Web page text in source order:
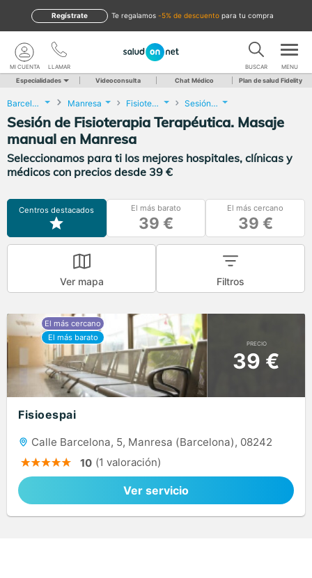
te regalamos -5% de descuento para tu compra
Regístrate
LLAMAR
MI CUENTA BUSCAR MENU
Especialidades Videoconsulta Chat Médico Plan de salud Fidelity
Barcelona Manresa Fisioterapia Sesión de Fisioterapia Terapéutica. Masaje manual
Sesión de Fisioterapia Terapéutica. Masaje
manual en Manresa
Seleccionamos para ti los mejores hospitales, clínicas y
médicos con precios desde 39 €
Centros destacados El más barato
39 €
El más cercano
39 €
Ver mapa Filtros
PRECIO
39 €
Fisioespai
Calle Barcelona, 5, Manresa (Barcelona), 08242
10 (1 valoración)
Ver servicio